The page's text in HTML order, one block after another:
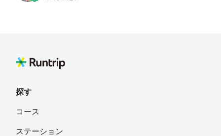
taku oo
探す
コース
ステーション